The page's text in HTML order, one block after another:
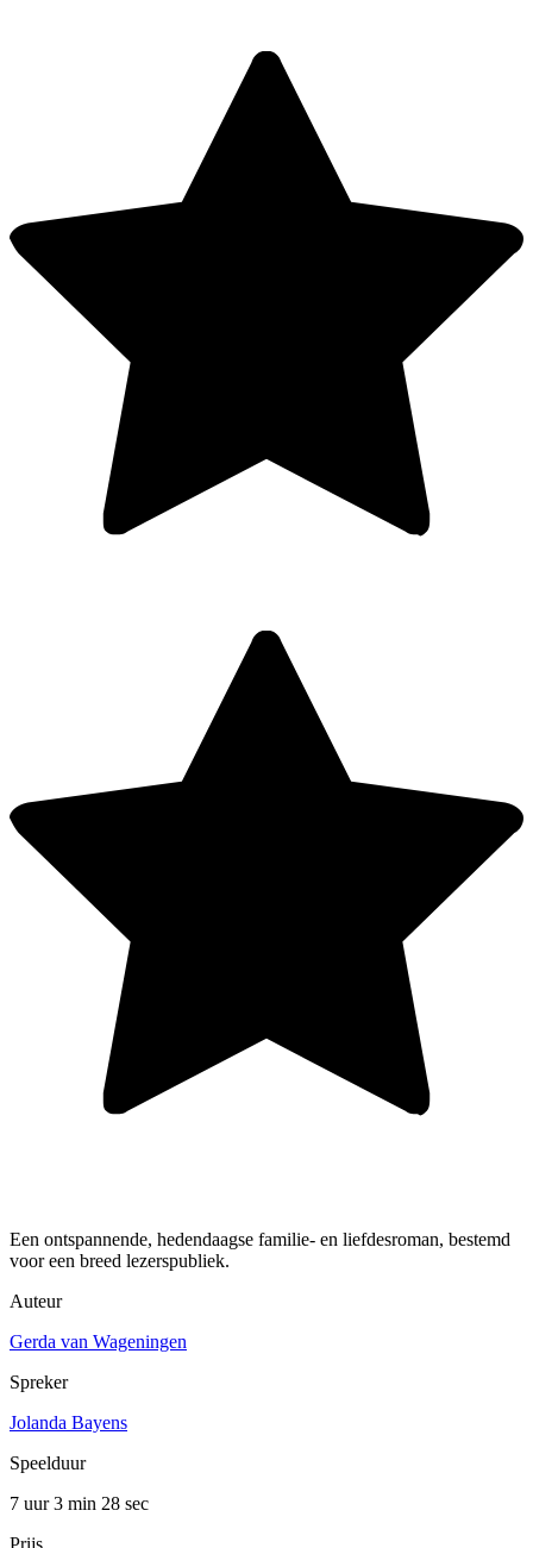
Een ontspannende, hedendaagse familie- en liefdesroman, bestemd
voor een breed lezerspubliek.
Auteur
Gerda van Wageningen
Spreker
Jolanda Bayens
Speelduur
7 uur 3 min 28 sec
Prijs